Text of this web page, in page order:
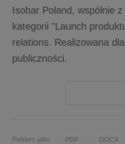
Isobar Poland, wspólnie
kategorii "Launch
relations. Realizowana
publiczności.
Pobierz jako PDF DOCX